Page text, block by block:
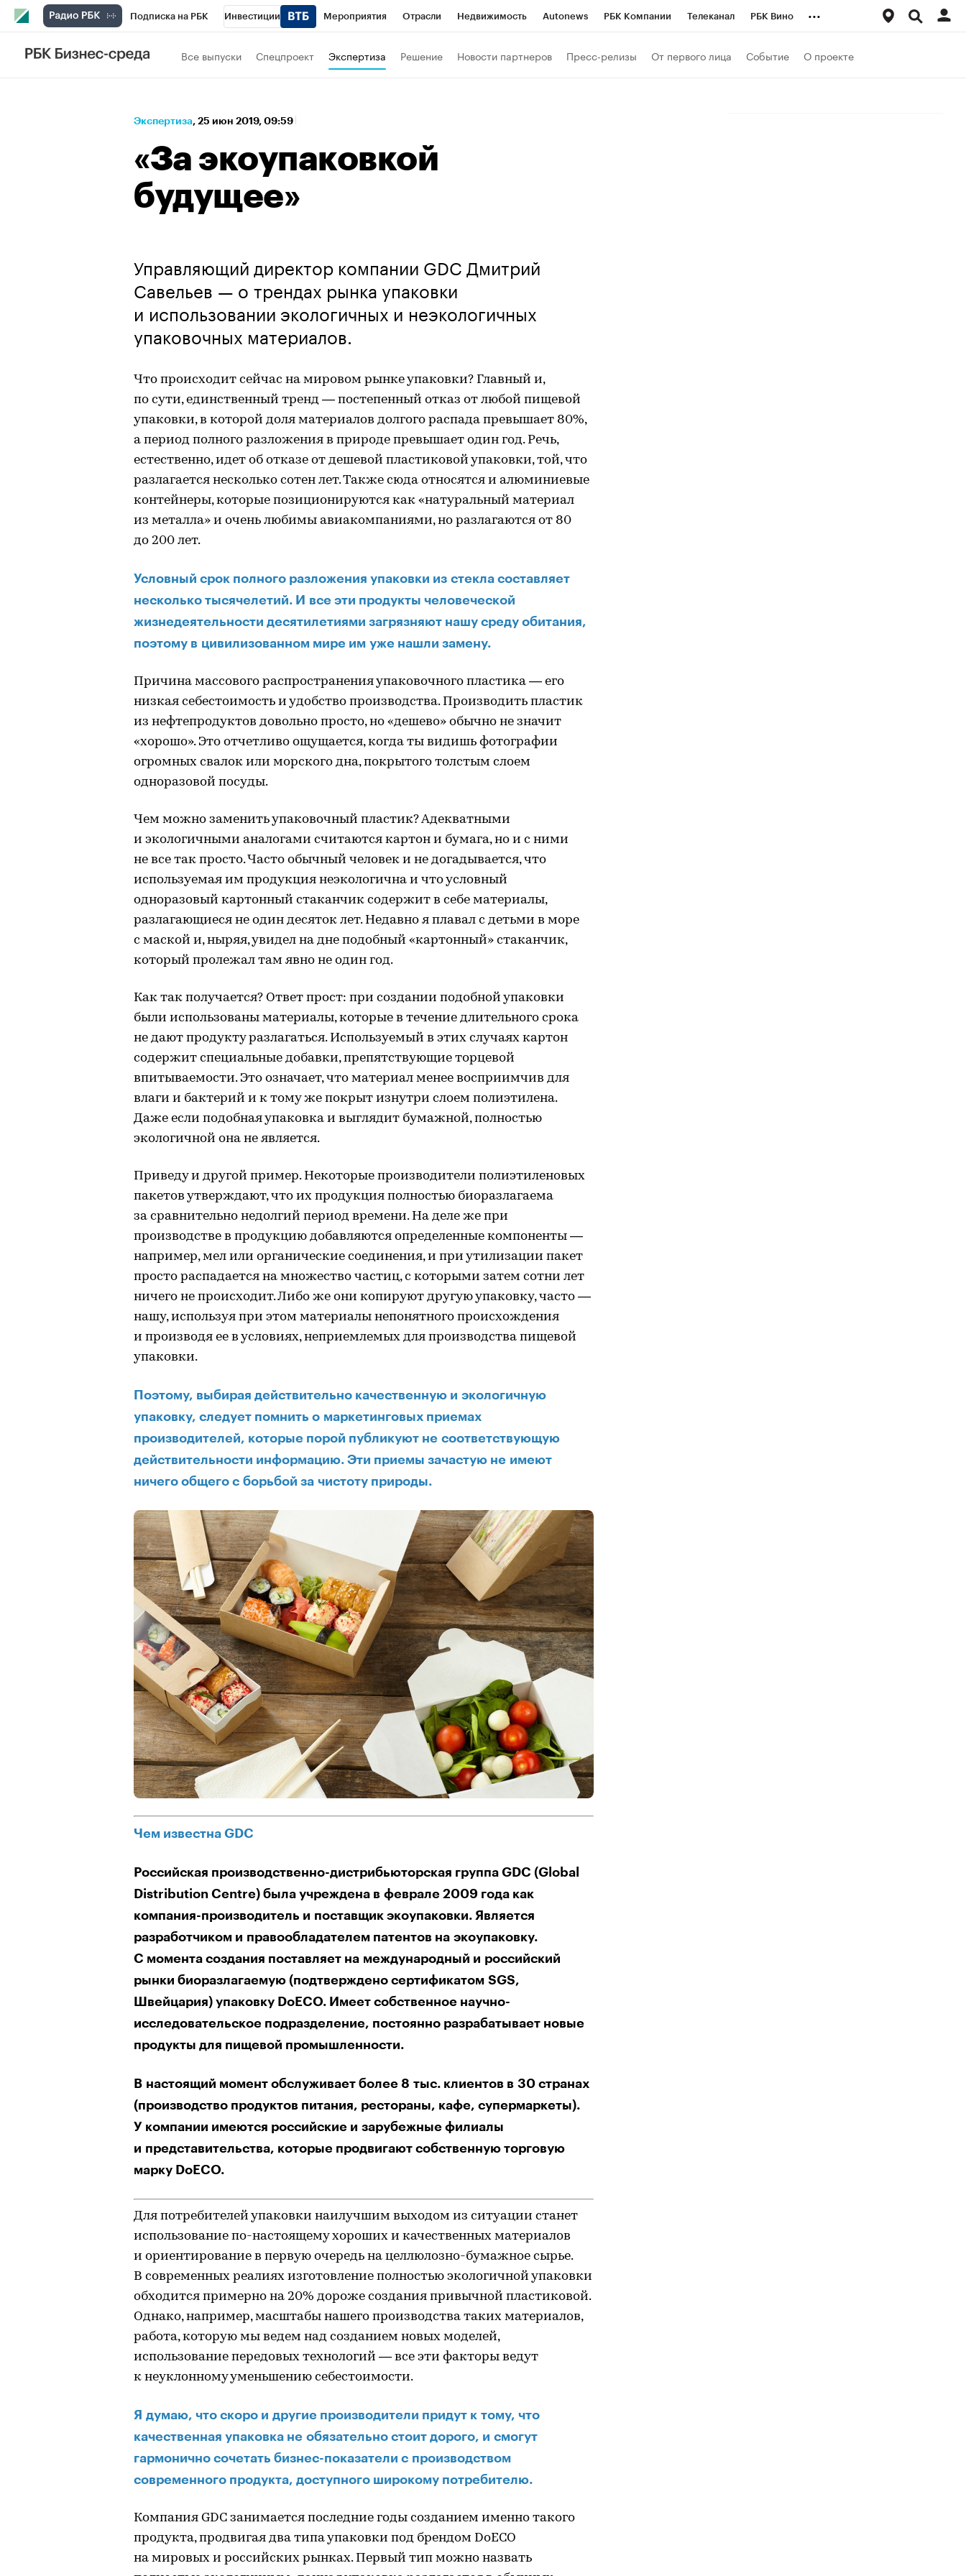
Подписка на РБК Инвестиции Мероприятия Отрасли Недвижимость Autonews РБК Компании Телеканал РБК Вино
Спорт
Технологии и медиа
...
Все выпуски Спецпроект Экспертиза Решение Новости партнеров Пресс-релизы От первого лица Событие О проекте
Экспертиза⁠, 25 июн 2019, 09:59
«За экоупаковкой
будущее»
Управляющий директор компании GDC Дмитрий
Савельев — о трендах рынка упаковки
и использовании экологичных и неэкологичных
упаковочных материалов.
Что происходит сейчас на мировом рынке упаковки? Главный и,
по сути, единственный тренд — постепенный отказ от любой пищевой
упаковки, в которой доля материалов долгого распада превышает 80%,
а период полного разложения в природе превышает один год. Речь,
естественно, идет об отказе от дешевой пластиковой упаковки, той, что
разлагается несколько сотен лет. Также сюда относятся и алюминиевые
контейнеры, которые позиционируются как «натуральный материал
из металла» и очень любимы авиакомпаниями, но разлагаются от 80
до 200 лет.
Условный срок полного разложения упаковки из стекла составляет
несколько тысячелетий. И все эти продукты человеческой
жизнедеятельности десятилетиями загрязняют нашу среду обитания,
поэтому в цивилизованном мире им уже нашли замену.
Причина массового распространения упаковочного пластика — его
низкая себестоимость и удобство производства. Производить пластик
из нефтепродуктов довольно просто, но «дешево» обычно не значит
«хорошо». Это отчетливо ощущается, когда ты видишь фотографии
огромных свалок или морского дна, покрытого толстым слоем
одноразовой посуды.
Чем можно заменить упаковочный пластик? Адекватными
и экологичными аналогами считаются картон и бумага, но и с ними
не все так просто. Часто обычный человек и не догадывается, что
используемая им продукция неэкологична и что условный
одноразовый картонный стаканчик содержит в себе материалы,
разлагающиеся не один десяток лет. Недавно я плавал с детьми в море
с маской и, ныряя, увидел на дне подобный «картонный» стаканчик,
который пролежал там явно не один год.
Как так получается? Ответ прост: при создании подобной упаковки
были использованы материалы, которые в течение длительного срока
не дают продукту разлагаться. Используемый в этих случаях картон
содержит специальные добавки, препятствующие торцевой
впитываемости. Это означает, что материал менее восприимчив для
влаги и бактерий и к тому же покрыт изнутри слоем полиэтилена.
Даже если подобная упаковка и выглядит бумажной, полностью
экологичной она не является.
Приведу и другой пример. Некоторые производители полиэтиленовых
пакетов утверждают, что их продукция полностью биоразлагаема
за сравнительно недолгий период времени. На деле же при
производстве в продукцию добавляются определенные компоненты —
например, мел или органические соединения, и при утилизации пакет
просто распадается на множество частиц, с которыми затем сотни лет
ничего не происходит. Либо же они копируют другую упаковку, часто —
нашу, используя при этом материалы непонятного происхождения
и производя ее в условиях, неприемлемых для производства пищевой
упаковки.
Поэтому, выбирая действительно качественную и экологичную
упаковку, следует помнить о маркетинговых приемах
производителей, которые порой публикуют не соответствующую
действительности информацию. Эти приемы зачастую не имеют
ничего общего с борьбой за чистоту природы.
Чем известна GDC
Российская производственно-дистрибьюторская группа GDC (Global
Distribution Centre) была учреждена в феврале 2009 года как
компания-производитель и поставщик экоупаковки. Является
разработчиком и правообладателем патентов на экоупаковку.
С момента создания поставляет на международный и российский
рынки биоразлагаемую (подтверждено сертификатом SGS,
Швейцария) упаковку DoECO. Имеет собственное научно-
исследовательское подразделение, постоянно разрабатывает новые
продукты для пищевой промышленности.
В настоящий момент обслуживает более 8 тыс. клиентов в 30 странах
(производство продуктов питания, рестораны, кафе, супермаркеты).
У компании имеются российские и зарубежные филиалы
и представительства, которые продвигают собственную торговую
марку DoECO.
Для потребителей упаковки наилучшим выходом из ситуации станет
использование по-настоящему хороших и качественных материалов
и ориентирование в первую очередь на целлюлозно-бумажное сырье.
В современных реалиях изготовление полностью экологичной упаковки
обходится примерно на 20% дороже создания привычной пластиковой.
Однако, например, масштабы нашего производства таких материалов,
работа, которую мы ведем над созданием новых моделей,
использование передовых технологий — все эти факторы ведут
к неуклонному уменьшению себестоимости.
Я думаю, что скоро и другие производители придут к тому, что
качественная упаковка не обязательно стоит дорого, и смогут
гармонично сочетать бизнес-показатели с производством
современного продукта, доступного широкому потребителю.
Компания GDC занимается последние годы созданием именно такого
продукта, продвигая два типа упаковки под брендом DoECO
на мировых и российских рынках. Первый тип можно назвать